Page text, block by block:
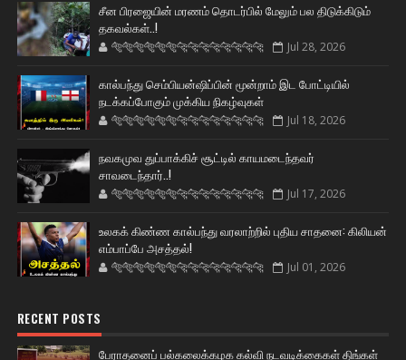
சீன பிரஜையின் மரணம் தொடர்பில் மேலும் பல திடுக்கிடும்
தகவல்கள்..!
🐅🐅🐅🐅🐅🐅🐆🐆🐆🐆🐆🐆🐆🐆 Jul 28, 2026
கால்பந்து செம்பியன்ஷிப்பின் மூன்றாம் இட போட்டியில்
நடக்கப்போகும் முக்கிய நிகழ்வுகள்
🐅🐅🐅🐅🐅🐅🐆🐆🐆🐆🐆🐆🐆🐆 Jul 18, 2026
நவகமுவ துப்பாக்கிச் சூட்டில் காயமடைந்தவர்
சாவடைந்தார்..!
🐅🐅🐅🐅🐅🐅🐆🐆🐆🐆🐆🐆🐆🐆 Jul 17, 2026
உலகக் கிண்ண கால்பந்து வரலாற்றில் புதிய சாதனை: கிலியன்
எம்பாப்பே அசத்தல்!
🐅🐅🐅🐅🐅🐅🐆🐆🐆🐆🐆🐆🐆🐆 Jul 01, 2026
RECENT POSTS
பேராதனைப் பல்கலைக்கழக கல்வி நடவடிக்கைகள் திங்கள்